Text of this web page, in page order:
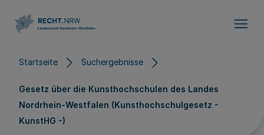
Startseite Suchergebnisse
Gesetz über die Kunsthochschulen des Landes
Nordrhein-Westfalen (Kunsthochschulgesetz -
KunstHG -)